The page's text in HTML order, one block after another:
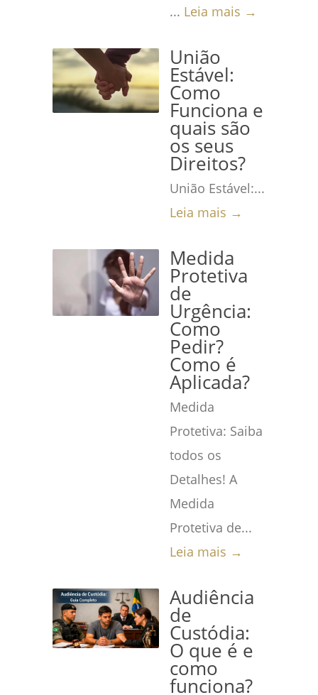
... Leia mais →
União
Estável:
Como
Funciona e
quais são
os seus
Direitos?
União Estável:...
Leia mais →
Medida
Protetiva
de
Urgência:
Como
Pedir?
Como é
Aplicada?
Medida
Protetiva: Saiba
todos os
Detalhes! A
Medida
Protetiva de...
Leia mais →
Audiência
de
Custódia:
O que é e
como
funciona?